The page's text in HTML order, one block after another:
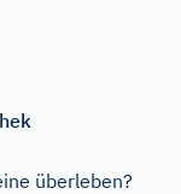
überleben?